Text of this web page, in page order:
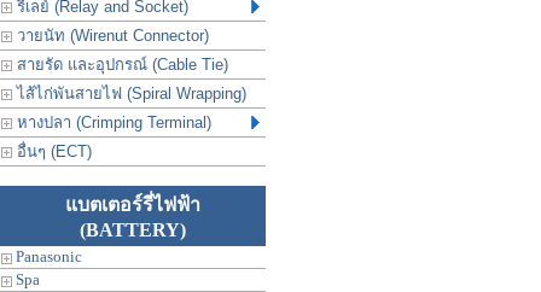
รีเลย์ (Relay and Socket)
วายนัท (Wirenut Connector)
สายรัด และอุปกรณ์ (Cable Tie)
ไส้ไก่พันสายไฟ (Spiral Wrapping)
หางปลา (Crimping Terminal)
อื่นๆ (ECT)
แบตเตอร์รี่ไฟฟ้า
(BATTERY)
Panasonic
Spa